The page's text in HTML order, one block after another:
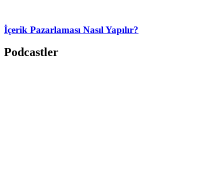
İçerik Pazarlaması Nasıl Yapılır?
Podcastler